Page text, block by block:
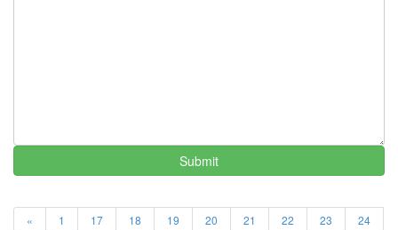
Submit
« 1 17 18 19 20 21 22 23
24
임